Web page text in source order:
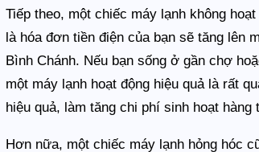
Tiếp theo, một chiếc máy lạnh không
là hóa đơn tiền điện của bạn sẽ tăng lên
Bình Chánh. Nếu bạn sống ở gần chợ
một máy lạnh hoạt động hiệu quả là rất
hiệu quả, làm tăng chi phí sinh hoạt hàng
Hơn nữa, một chiếc máy lạnh hỏng hóc